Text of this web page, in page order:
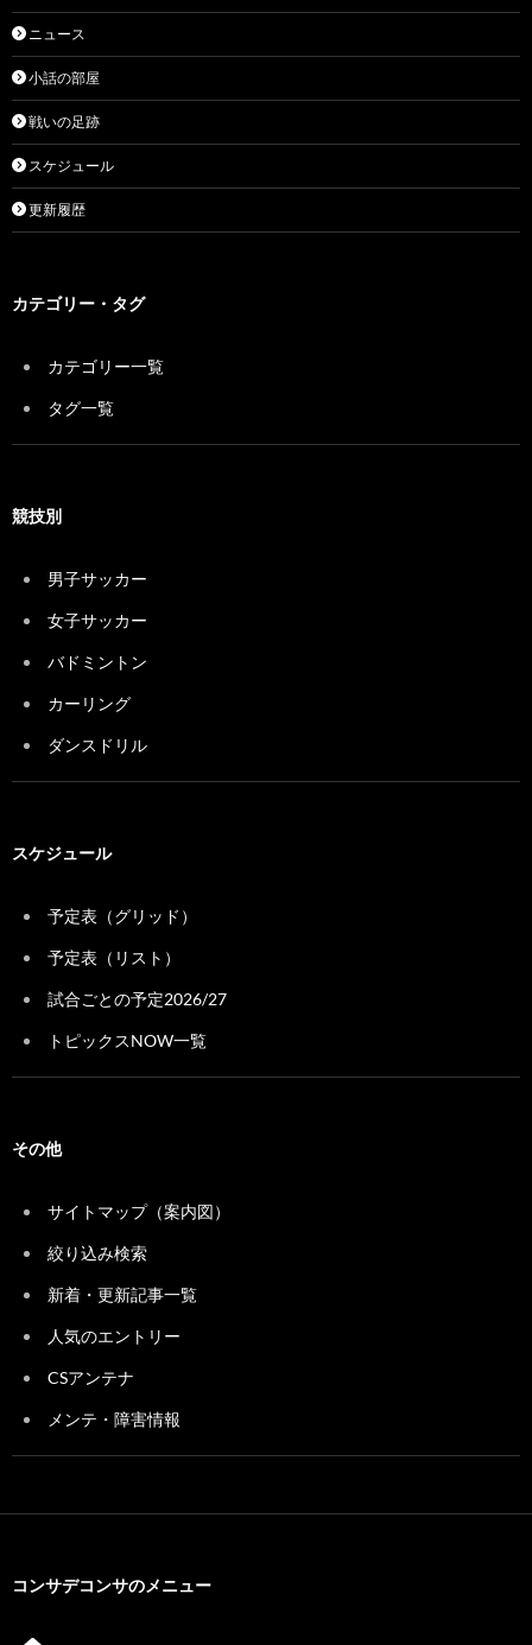
ニュース
小話の部屋
戦いの足跡
スケジュール
更新履歴
カテゴリー・タグ
カテゴリー一覧
タグ一覧
競技別
男子サッカー
女子サッカー
バドミントン
カーリング
ダンスドリル
スケジュール
予定表（グリッド）
予定表（リスト）
試合ごとの予定2026/27
トピックスNOW一覧
その他
サイトマップ（案内図）
絞り込み検索
新着・更新記事一覧
人気のエントリー
CSアンテナ
メンテ・障害情報
コンサデコンサのメニュー